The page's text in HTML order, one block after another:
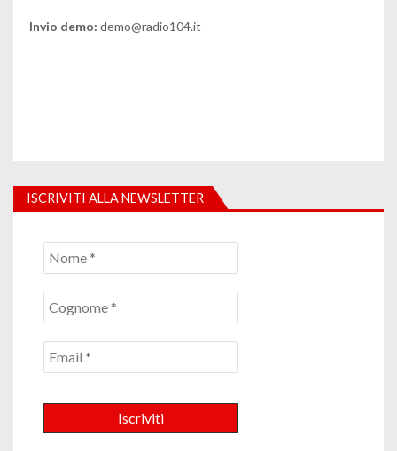
Invio demo: demo@radio104.it
ISCRIVITI ALLA NEWSLETTER